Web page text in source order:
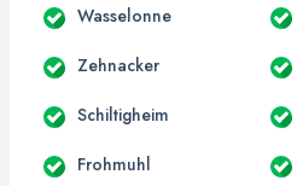
Wasselonne
Zehnacker
Schiltigheim
Frohmuhl